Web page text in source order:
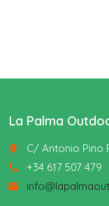
La Palma
place C/ Antonio Pino
call +34 617 507 479
email